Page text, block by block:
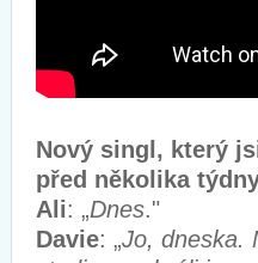
Nový singl, který
před několika
Ali: „Dnes."
Davie: „Jo, dneska.